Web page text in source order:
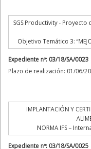
SGS Productivity -
Objetivo Temático 3:
Expediente nº: 03/18/SA/0023
Plazo de realización: 01/06/
IMPLANTACIÓN Y
NORMA IFS –
Expediente nº: 03/18/SA/0025